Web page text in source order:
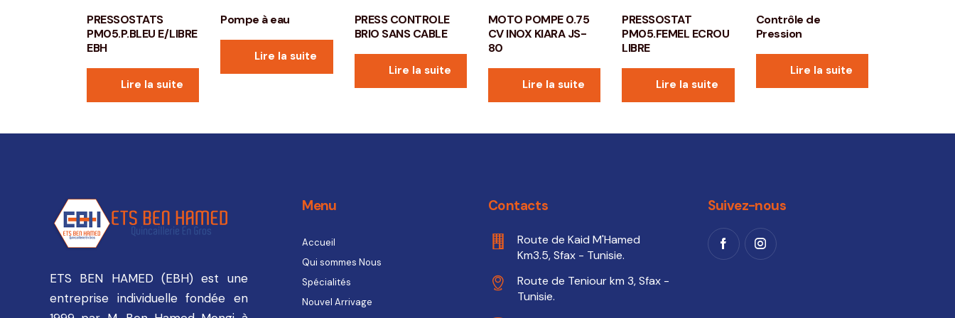
PRESSOSTATS
PM05.P.BLEU E/LIBRE
EBH
Lire la suite
Pompe à eau
Lire la suite
PRESS CONTROLE
BRIO SANS CABLE
Lire la suite
MOTO POMPE 0.75
CV INOX KIARA JS-
80
Lire la suite
PRESSOSTAT
PM05.FEMEL ECROU
LIBRE
Lire la suite
Contrôle de
Pression
Lire la suite
ETS BEN HAMED (EBH) est une
entreprise individuelle fondée en
Menu
Accueil
Qui sommes Nous
Spécialités
Nouvel Arrivage
Contacts
Route de Kaid M'Hamed
Km3.5, Sfax - Tunisie.
Route de Teniour km 3, Sfax -
Tunisie.
Suivez-nous